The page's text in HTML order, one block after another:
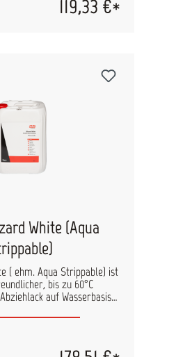
119,33 €*
White (Aqua
( ehm. Aqua Strippable) ist
bis zu 60°C
auf Wasserbasis
ausgezeichneten
Film kann einfach